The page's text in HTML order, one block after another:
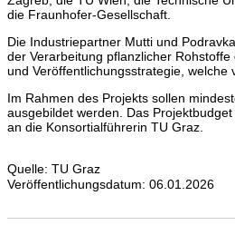
die Fraunhofer-Gesellschaft.
Die Industriepartner Mutti und
der Verarbeitung pflanzlicher
und Veröffentlichungsstrategie, welche
Im Rahmen des Projekts sollen
ausgebildet werden. Das
an die Konsortialführerin TU Graz.
Quelle: TU Graz
Veröffentlichungsdatum: 06.01.2026